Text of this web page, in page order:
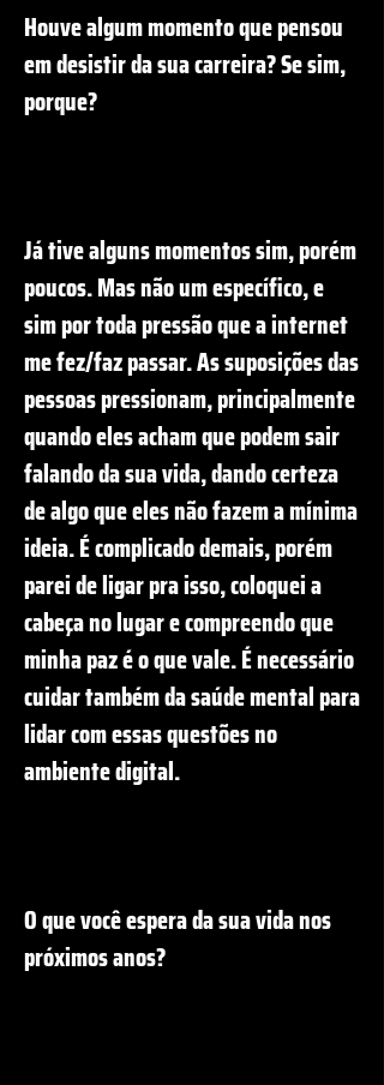
Houve algum momento que pensou
em desistir da sua carreira? Se sim,
porque?
Já tive alguns momentos sim, porém
poucos. Mas não um específico, e
sim por toda pressão que a internet
me fez/faz passar. As suposições das
pessoas pressionam, principalmente
quando eles acham que podem sair
falando da sua vida, dando certeza
de algo que eles não fazem a mínima
ideia. É complicado demais, porém
parei de ligar pra isso, coloquei a
cabeça no lugar e compreendo que
minha paz é o que vale. É necessário
cuidar também da saúde mental para
lidar com essas questões no
ambiente digital.
O que você espera da sua vida nos
próximos anos?